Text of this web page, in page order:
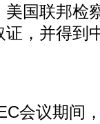
国联邦检
，并得到
议期间